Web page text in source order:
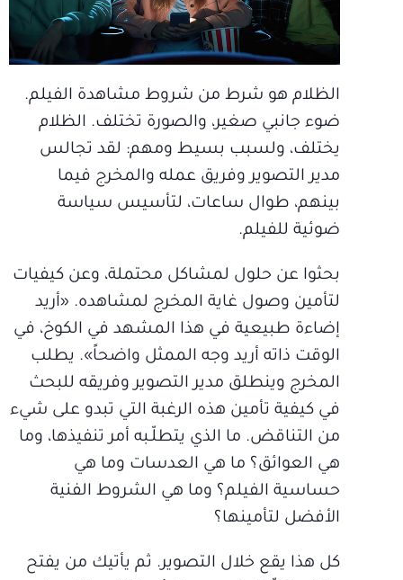
الظلام هو شرط من شروط مشاهدة الفيلم.
ضوء جانبي صغير، والصورة تختلف. الظلام
يختلف، ولسبب بسيط ومهم: لقد تجالس
مدير التصوير وفريق عمله والمخرج فيما
بينهم، طوال ساعات، لتأسيس سياسة
ضوئية للفيلم.
بحثوا عن حلول لمشاكل محتملة، وعن كيفيات
لتأمين وصول غاية المخرج لمشاهده. «أريد
إضاءة طبيعية في هذا المشهد في الكوخ، في
الوقت ذاته أريد وجه الممثل واضحاً». يطلب
المخرج وينطلق مدير التصوير وفريقه للبحث
في كيفية تأمين هذه الرغبة التي تبدو على شيء
من التناقض. ما الذي يتطلّـبه أمر تنفيذها، وما
هي العوائق؟ ما هي العدسات وما هي
حساسية الفيلم؟ وما هي الشروط الفنية
الأفضل لتأمينها؟
كل هذا يقع خلال التصوير. ثم يأتيك من يفتح